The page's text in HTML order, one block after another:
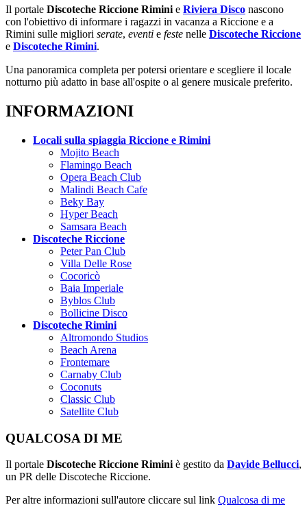
Il portale Discoteche Riccione Rimini e Riviera Disco nascono
con l'obiettivo di informare i ragazzi in vacanza a Riccione e a
Rimini sulle migliori serate, eventi e feste nelle Discoteche Riccione
e Discoteche Rimini.
Una panoramica completa per potersi orientare e scegliere il locale
notturno più adatto in base all'ospite o al genere musicale preferito.
INFORMAZIONI
Locali sulla spiaggia Riccione e Rimini
Mojito Beach
Flamingo Beach
Opera Beach Club
Malindi Beach Cafe
Beky Bay
Hyper Beach
Samsara Beach
Discoteche Riccione
Peter Pan Club
Villa Delle Rose
Cocoricò
Baia Imperiale
Byblos Club
Bollicine Disco
Discoteche Rimini
Altromondo Studios
Beach Arena
Frontemare
Carnaby Club
Coconuts
Classic Club
Satellite Club
QUALCOSA DI ME
Il portale Discoteche Riccione Rimini è gestito da Davide Bellucci,
un PR delle Discoteche Riccione.
Per altre informazioni sull'autore cliccare sul link Qualcosa di me